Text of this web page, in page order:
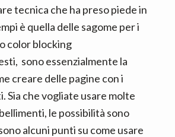
tecnica che ha preso piede in
è quella delle sagome per i
color blocking
sono essenzialmente la
creare delle pagine con i
Sia che vogliate usare molte
le possibilità sono
alcuni punti su come usare